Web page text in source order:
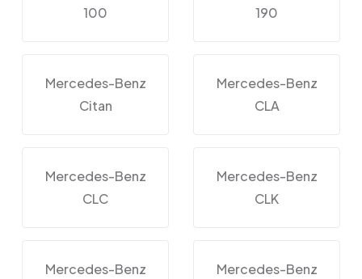
100
190
Mercedes-Benz
Citan
Mercedes-Benz
CLA
Mercedes-Benz
CLC
Mercedes-Benz
CLK
Mercedes-Benz
Mercedes-Benz